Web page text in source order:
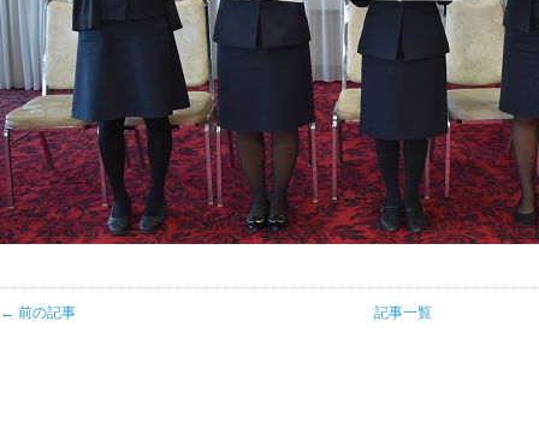
← 前の記事 記事一覧